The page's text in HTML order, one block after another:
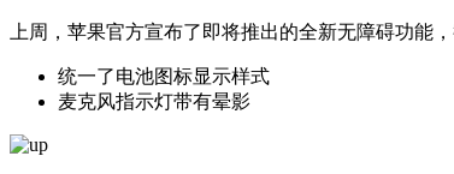
上周，苹果官方宣布了即将推出的全新无障碍功能
统一了电池图标显示样式
麦克风指示灯带有晕影